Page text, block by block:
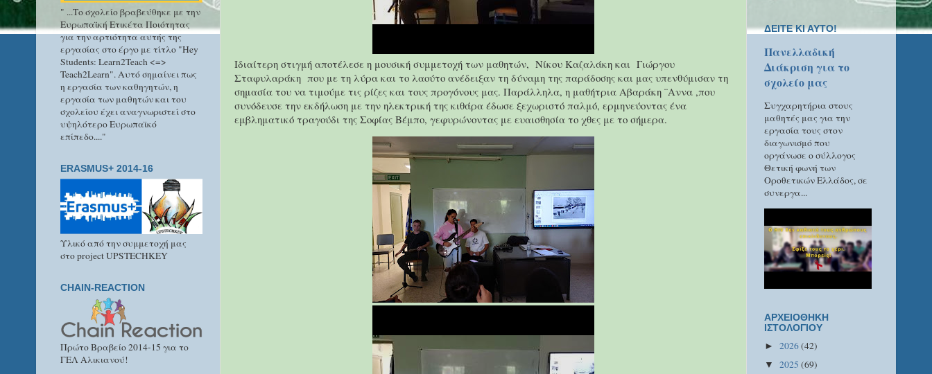
Ιδιαίτερη στιγμή αποτέλεσε η μουσική συμμετοχή των μαθητών, Νίκου Καζαλάκη και Γιώργου
Σταφυλαράκη που με τη λύρα και το λαούτο ανέδειξαν τη δύναμη της παράδοσης και μας υπενθύμισαν τη
σημασία του να τιμούμε τις ρίζες και τους προγόνους μας. Παράλληλα, η μαθήτρια Αβαράκη ¨Αννα ,που
συνόδευσε την εκδήλωση με την ηλεκτρική της κιθάρα έδωσε ξεχωριστό παλμό, ερμηνεύοντας ένα
εμβληματικό τραγούδι της Σοφίας Βέμπο, γεφυρώνοντας με ευαισθησία το χθες με το σήμερα.
" ...Το σχολείο βραβεύθηκε με την
Ευρωπαϊκή Ετικέτα Ποιότητας
για την αρτιότητα αυτής της
εργασίας στο έργο με τίτλο "Hey
Students: Learn2Teach <=>
Teach2Learn". Αυτό σημαίνει πως
η εργασία των καθηγητών, η
εργασία των μαθητών και του
σχολείου έχει αναγνωριστεί στο
υψηλότερο Ευρωπαϊκό
επίπεδο...."
ERASMUS+ 2014-16
Υλικό από την συμμετοχή μας
στο project UPSTECHKEY
CHAIN-REACTION
Πρώτο Βραβείο 2014-15 για το
ΓΕΛ Αλικιανού!
ΔΕΙΤΕ ΚΙ ΑΥΤΟ!
Πανελλαδική
Διάκριση για το
σχολείο μας
Συγχαρητήρια στους
μαθητές μας για την
εργασία τους στον
διαγωνισμό που
οργάνωσε ο σύλλογος
Θετική φωνή των
Οροθετικών Ελλάδος, σε
συνεργα...
ΑΡΧΕΙΟΘΗΚΗ
ΙΣΤΟΛΟΓΙΟΥ
► 2026(42)
▼ 2025 (69)